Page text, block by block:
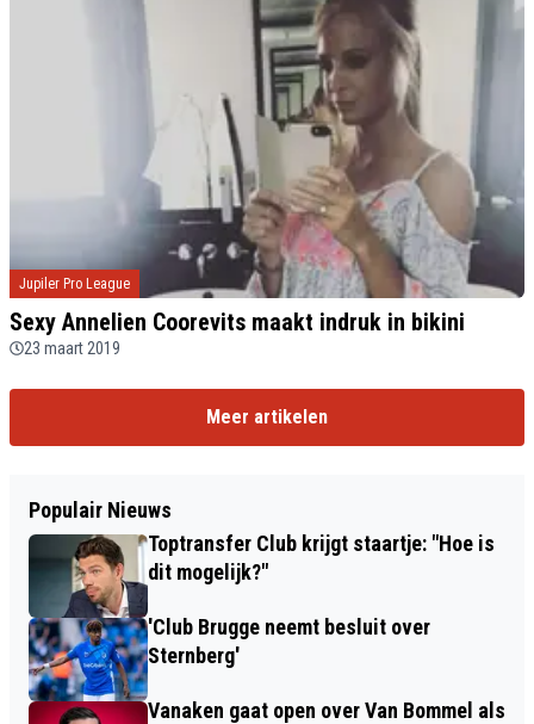
Jupiler Pro League
Sexy Annelien Coorevits maakt indruk in bikini
23 maart 2019
Meer artikelen
Populair Nieuws
Toptransfer Club krijgt staartje: "Hoe is
dit mogelijk?"
'Club Brugge neemt besluit over
Sternberg'
Vanaken gaat open over Van Bommel als